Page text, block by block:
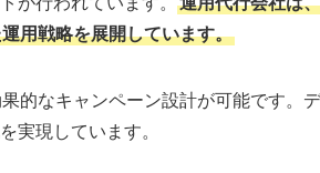
とができ、経営効率の向上にもつな